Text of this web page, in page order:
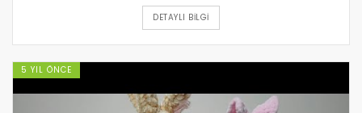
DETAYLI BILGI
5 YIL ÖNCE